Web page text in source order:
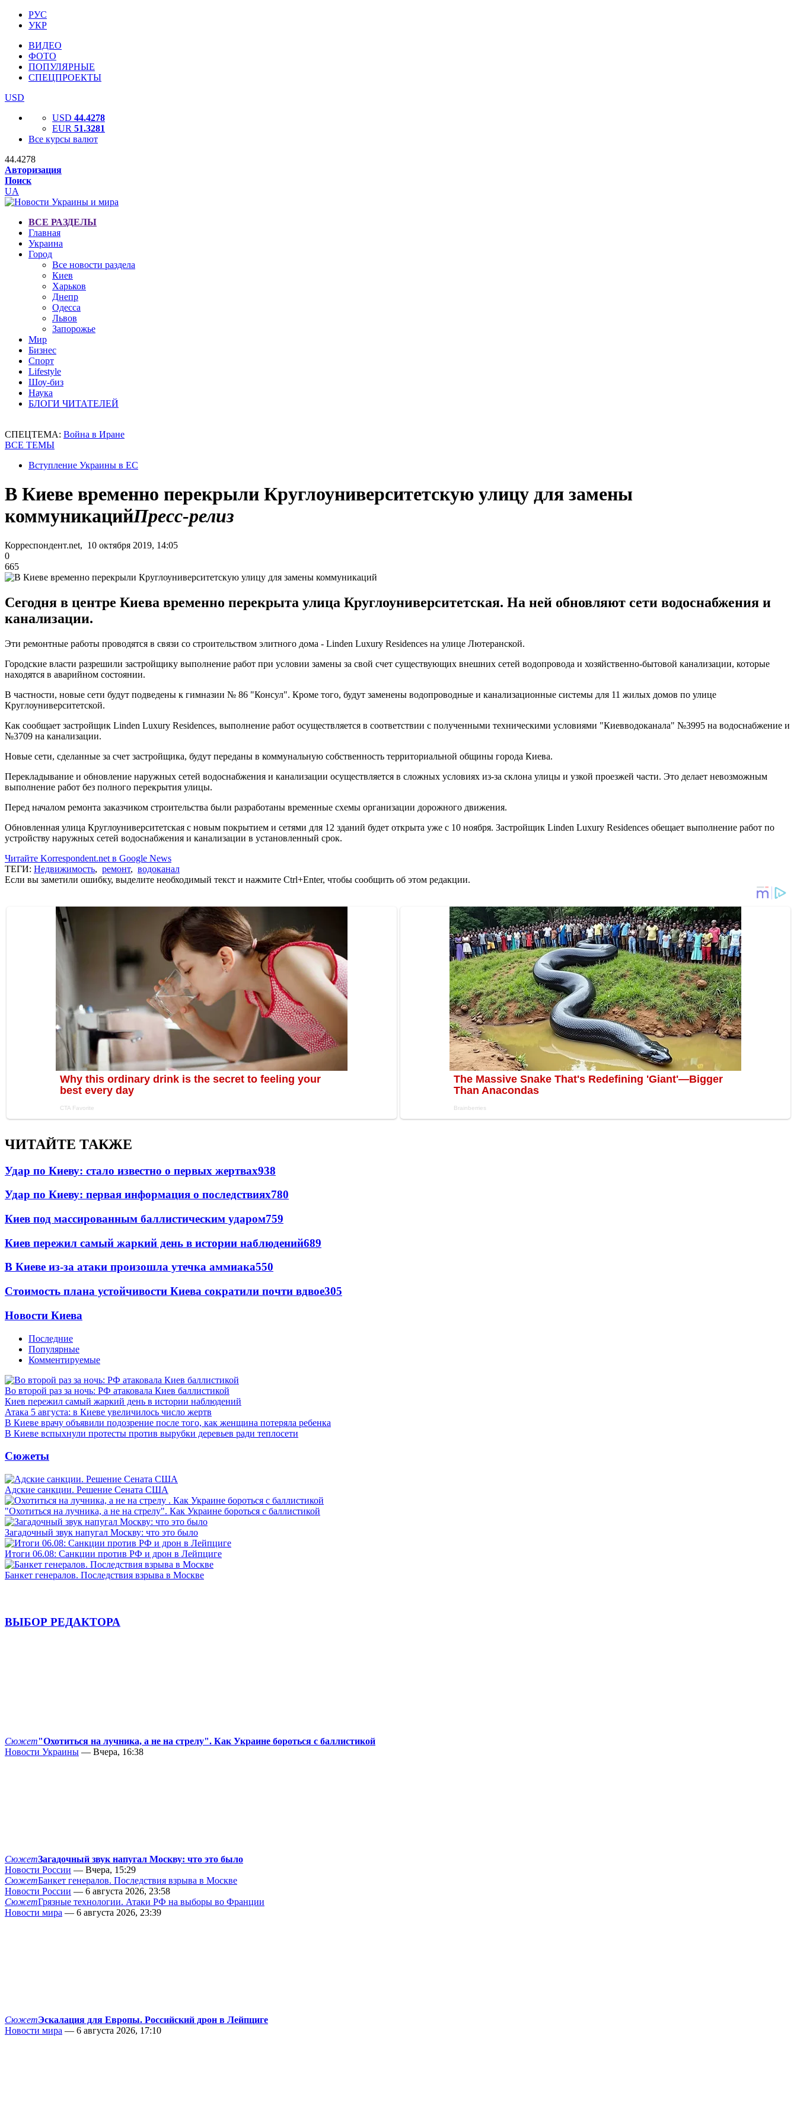
РУС
УКР
ВИДЕО
ФОТО
ПОПУЛЯРНЫЕ
СПЕЦПРОЕКТЫ
USD
USD 44.4278
EUR 51.3281
Все курсы валют
44.4278
Авторизация
Поиск
UA
ВСЕ РАЗДЕЛЫ
Главная
Украина
Город
Все новости раздела
Киев
Харьков
Днепр
Одесса
Львов
Запорожье
Мир
Бизнес
Спорт
Lifestyle
Шоу-биз
Наука
БЛОГИ ЧИТАТЕЛЕЙ
СПЕЦТЕМА: Война в Иране
ВСЕ ТЕМЫ
Вступление Украины в ЕС
В Киеве временно перекрыли Круглоуниверситетскую улицу для замены
коммуникацийПресс-релиз
Корреспондент.net, 10 октября 2019, 14:05
0
665
Сегодня в центре Киева временно перекрыта улица Круглоуниверситетская. На ней обновляют сети водоснабжения и
канализации.
Эти ремонтные работы проводятся в связи со строительством элитного дома - Linden Luxury Residences на улице Лютеранской.
Городские власти разрешили застройщику выполнение работ при условии замены за свой счет существующих внешних сетей водопровода и хозяйственно-бытовой канализации, которые
находятся в аварийном состоянии.
В частности, новые сети будут подведены к гимназии № 86 "Консул". Кроме того, будут заменены водопроводные и канализационные системы для 11 жилых домов по улице
Круглоуниверситетской.
Как сообщает застройщик Linden Luxury Residences, выполнение работ осуществляется в соответствии с полученными техническими условиями "Киевводоканала" №3995 на водоснабжение и
№3709 на канализации.
Новые сети, сделанные за счет застройщика, будут переданы в коммунальную собственность территориальной общины города Киева.
Перекладывание и обновление наружных сетей водоснабжения и канализации осуществляется в сложных условиях из-за склона улицы и узкой проезжей части. Это делает невозможным
выполнение работ без полного перекрытия улицы.
Перед началом ремонта заказчиком строительства были разработаны временные схемы организации дорожного движения.
Обновленная улица Круглоуниверситетская с новым покрытием и сетями для 12 зданий будет открыта уже с 10 ноября. Застройщик Linden Luxury Residences обещает выполнение работ по
устройству наружных сетей водоснабжения и канализации в установленный срок.
Читайте Korrespondent.net в Google News
ТЕГИ: Недвижимость, ремонт, водоканал
Если вы заметили ошибку, выделите необходимый текст и нажмите Ctrl+Enter, чтобы сообщить об этом редакции.
ЧИТАЙТЕ ТАКЖЕ
Удар по Киеву: стало известно о первых жертвах938
Удар по Киеву: первая информация о последствиях780
Киев под массированным баллистическим ударом759
Киев пережил самый жаркий день в истории наблюдений689
В Киеве из-за атаки произошла утечка аммиака550
Стоимость плана устойчивости Киева сократили почти вдвое305
Новости Киева
Последние
Популярные
Комментируемые
Во второй раз за ночь: РФ атаковала Киев баллистикой
Киев пережил самый жаркий день в истории наблюдений
Атака 5 августа: в Киеве увеличилось число жертв
В Киеве врачу объявили подозрение после того, как женщина потеряла ребенка
В Киеве вспыхнули протесты против вырубки деревьев ради теплосети
Сюжеты
Адские санкции. Решение Сената США
"Охотиться на лучника, а не на стрелу". Как Украине бороться с баллистикой
Загадочный звук напугал Москву: что это было
Итоги 06.08: Санкции против РФ и дрон в Лейпциге
Банкет генералов. Последствия взрыва в Москве
ВЫБОР РЕДАКТОРА
Сюжет"Охотиться на лучника, а не на стрелу". Как Украине бороться с баллистикой
Новости Украины — Вчера, 16:38
СюжетЗагадочный звук напугал Москву: что это было
Новости России — Вчера, 15:29
СюжетБанкет генералов. Последствия взрыва в Москве
Новости России — 6 августа 2026, 23:58
СюжетГрязные технологии. Атаки РФ на выборы во Франции
Новости мира — 6 августа 2026, 23:39
СюжетЭскалация для Европы. Российский дрон в Лейпциге
Новости мира — 6 августа 2026, 17:10